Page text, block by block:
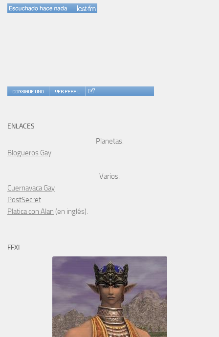
ENLACES
Planetas:
Blogueros Gay
Varios:
Cuernavaca Gay
PostSecret
Platica con Alan (en inglés).
FFXI